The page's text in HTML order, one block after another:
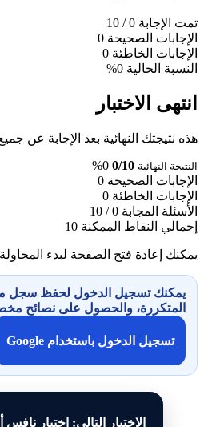
تمت الإجابة 0
/ 10
الإجابات الصحيحة 0
الإجابات الخاطئة 0
النسبة الحالية 0%
انتهى الاختبار
هذه نتيجتك النهائية بعد الإجابة عن
النتيجة النهائية 0/10
0%
الإجابات الصحيحة 0
الإجابات الخاطئة 0
الأسئلة المجابة 0 / 10
إجمالي النقاط الممكنة 10
يمكنك إعادة فتح الصفحة لبدء
يمكنك تسجيل الدخول لحفظ سجل
المتكررة، والحصول على نصائح
تسجيل الدخول باستخدام Google
الاختبار التالي: اختبار